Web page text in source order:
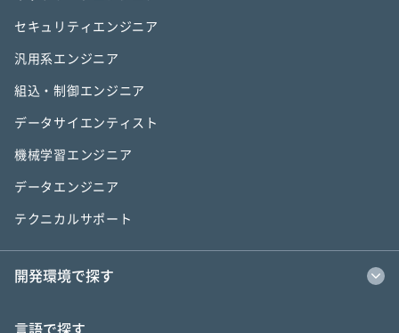
セキュリティエンジニア
汎用系エンジニア
組込・制御エンジニア
データサイエンティスト
機械学習エンジニア
データエンジニア
テクニカルサポート
開発環境で探す
言語で探す